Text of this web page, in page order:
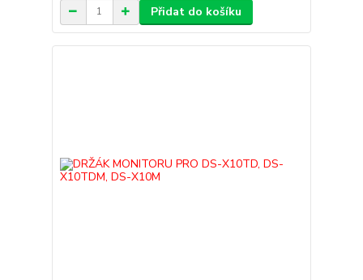
Přidat do košíku